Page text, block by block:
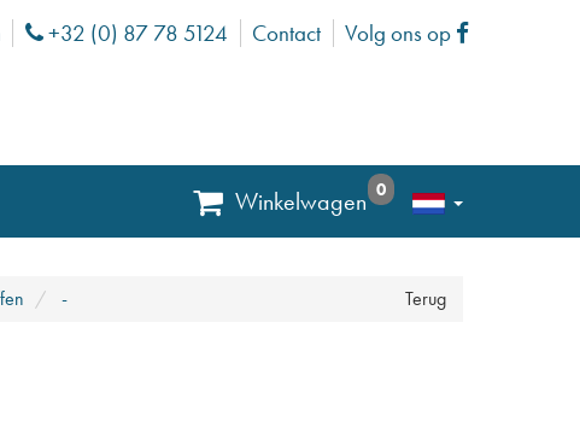
Phone
+32 (0) 87 78 5124 Contact Volg ons op Facebook
Winkelwagen 0
Terug
-